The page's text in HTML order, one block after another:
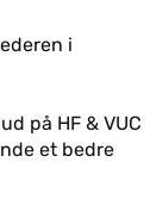
i
på HF & VUC
et bedre